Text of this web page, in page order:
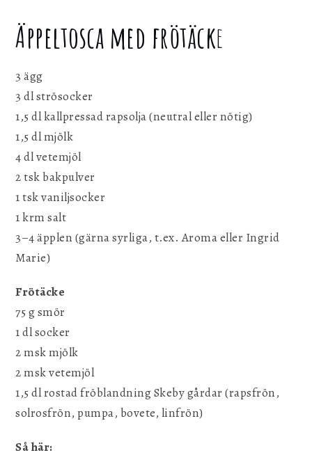
Äppeltosca med frötäcke
3 ägg
3 dl strösocker
1,5 dl kallpressad rapsolja (neutral eller nötig)
1,5 dl mjölk
4 dl vetemjöl
2 tsk bakpulver
1 tsk vaniljsocker
1 krm salt
3–4 äpplen (gärna syrliga, t.ex. Aroma eller Ingrid
Marie)
Frötäcke
75 g smör
1 dl socker
2 msk mjölk
2 msk vetemjöl
1,5 dl rostad fröblandning Skeby gårdar (rapsfrön,
solrosfrön, pumpa, bovete, linfrön)
Så här: